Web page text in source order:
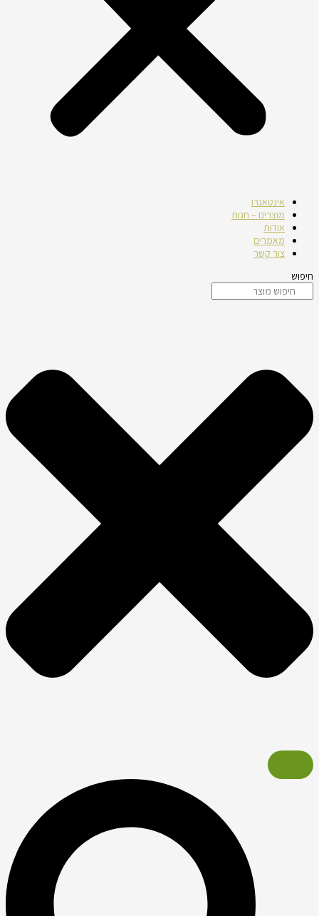
אינטאגרו
מוצרים – חנות
אודות
מאמרים
צור קשר
חיפוש